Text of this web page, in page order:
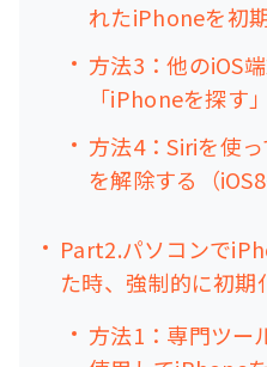
れたiPhoneを初
方法3：他のiOS
「iPhoneを探す
方法4：Siriを使
を解除する（iOS8
Part2.パソコンで
た時、強制的に初期
方法1：専門ツー